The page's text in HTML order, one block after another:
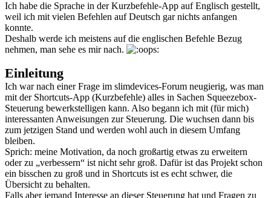
Ich habe die Sprache in der Kurzbefehle-App auf Englisch gestellt,
weil ich mit vielen Befehlen auf Deutsch gar nichts anfangen
konnte.
Deshalb werde ich meistens auf die englischen Befehle Bezug
nehmen, man sehe es mir nach.
Einleitung
Ich war nach einer Frage im slimdevices-Forum neugierig, was man
mit der Shortcuts-App (Kurzbefehle) alles in Sachen Squeezebox-
Steuerung bewerkstelligen kann. Also begann ich mit (für mich)
interessanten Anweisungen zur Steuerung. Die wuchsen dann bis
zum jetzigen Stand und werden wohl auch in diesem Umfang
bleiben.
Sprich: meine Motivation, da noch großartig etwas zu erweitern
oder zu „verbessern“ ist nicht sehr groß. Dafür ist das Projekt schon
ein bisschen zu groß und in Shortcuts ist es echt schwer, die
Übersicht zu behalten.
Falls aber jemand Interesse an dieser Steuerung hat und Fragen zu